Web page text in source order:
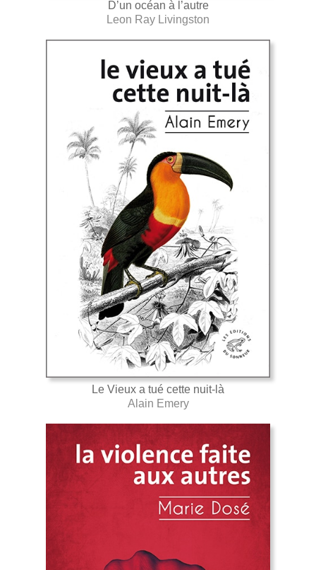
D’un océan à l’autre
Leon Ray Livingston
Le Vieux a tué cette nuit-là
Alain Emery